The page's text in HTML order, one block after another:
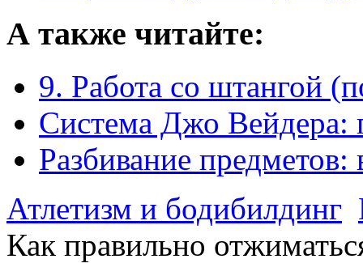
А также читайте:
9. Работа со штангой
Система Джо Вейдера:
Разбивание предметов:
Атлетизм и бодибилдинг
Как правильно